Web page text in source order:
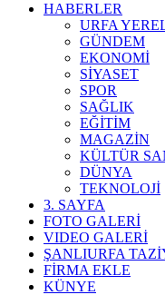
HABERLER
URFA
GÜNDEM
EKONOMİ
SİYASET
SPOR
SAĞLIK
EĞİTİM
MAGAZİN
KÜLTÜR
DÜNYA
TEKNOLOJİ
3. SAYFA
FOTO GALERİ
VIDEO GALERİ
ŞANLIURFA
FİRMA EKLE
KÜNYE